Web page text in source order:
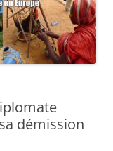
démission